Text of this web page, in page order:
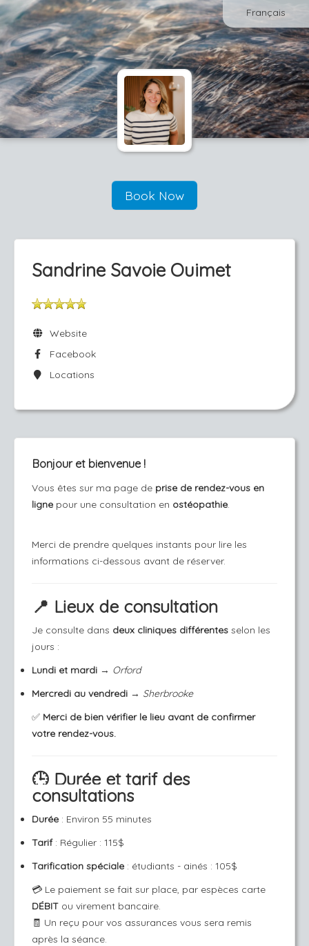
Français
Book Now
Sandrine Savoie Ouimet
Website
Facebook
Locations
Bonjour et bienvenue !
Vous êtes sur ma page de prise de rendez-vous en
ligne pour une consultation en ostéopathie.
Merci de prendre quelques instants pour lire les
informations ci-dessous avant de réserver.
📍 Lieux de consultation
Je consulte dans deux cliniques différentes selon les
jours :
Lundi et mardi → Orford
Mercredi au vendredi → Sherbrooke
✅ Merci de bien vérifier le lieu avant de confirmer
votre rendez-vous.
🕒 Durée et tarif des
consultations
Durée : Environ 55 minutes
Tarif: Régulier : 115$
Tarification spéciale : étudiants - ainés : 105$
💳 Le paiement se fait sur place, par espèces carte
DÉBIT ou virement bancaire.
🧾 Un reçu pour vos assurances vous sera remis
après la séance.